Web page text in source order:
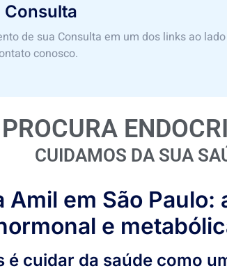
Consulta
de sua Consulta em um dos links ao
conosco.
PROCURA
CUIDAMOS DA SUA
em São
e
é cuidar da saúde como